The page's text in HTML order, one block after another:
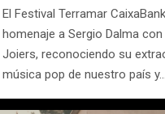
El Festival Terramar
homenaje a Sergio Dalma
Joiers, reconociendo su
música pop de nuestro país y…